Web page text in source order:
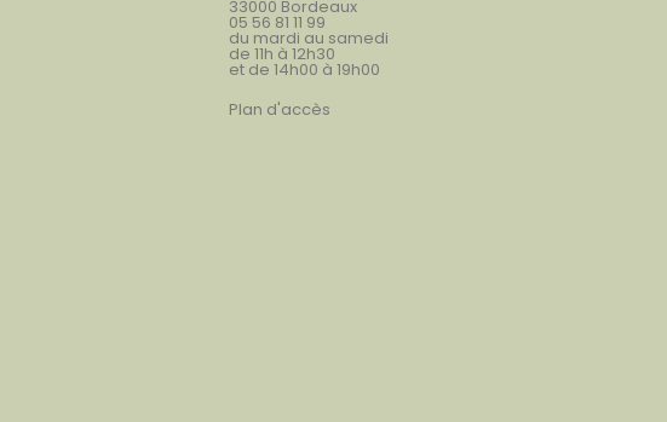
33000 Bordeaux
05 56 81 11 99
du mardi au samedi
de 11h à 12h30
et de 14h00 à 19h00
Plan d'accès